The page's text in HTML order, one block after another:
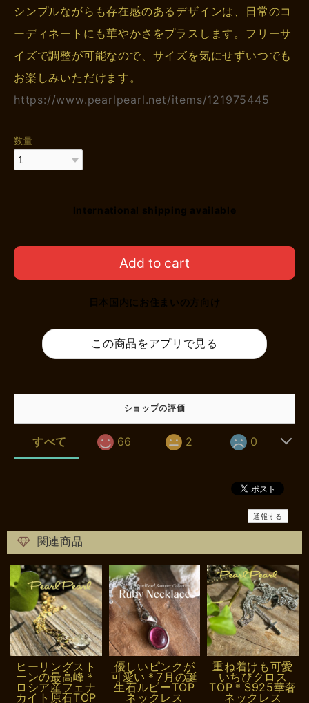
シンプルながらも存在感のあるデザインは、日常のコ
ーディネートにも華やかさをプラスします。フリーサ
イズで調整が可能なので、サイズを気にせずいつでも
お楽しみいただけます。
https://www.pearlpearl.net/items/121975445
数量
International shipping available
Add to cart
日本国内にお住まいの方向け
この商品をアプリで見る
ショップの評価
すべて 66 2 0
通報する
関連商品
ヒーリングスト
ーンの最高峰＊
ロシア産フェナ
カイト原石TOP
優しいピンクが
可愛い＊7月の誕
生石ルビーTOP
ネックレス
重ね着けも可愛
いちびクロス
TOP＊S925華奢
ネックレス